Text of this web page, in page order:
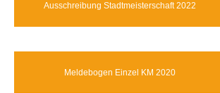
Ausschreibung Stadtmeisterschaft 2022
Meldebogen Einzel KM 2020